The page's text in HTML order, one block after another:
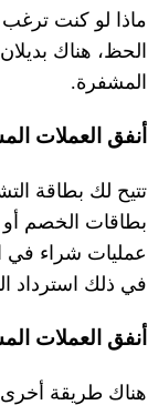
ماذا لو كنت
الحظ، هناك
المشفرة.
أنفق العملات
بطاقات الخصم أو
عمليات شراء في
في ذلك استرداد
أنفق العملات
هناك طريقة أخرى